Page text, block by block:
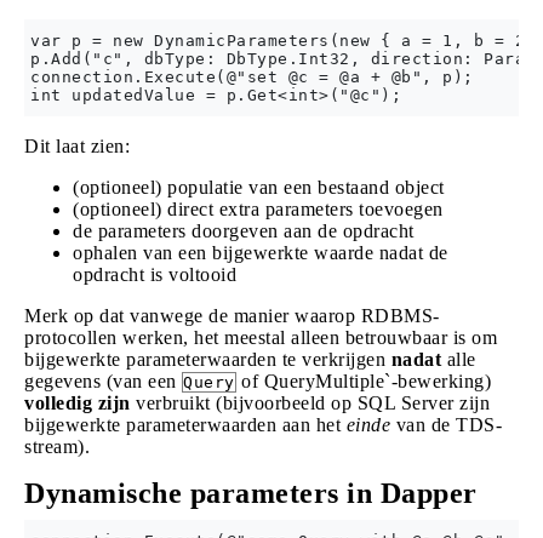
var p = new DynamicParameters(new { a = 1, b = 2
p.Add("c", dbType: DbType.Int32, direction:
connection.Execute(@"set @c = @a + @b", p);
Dit laat zien:
(optioneel) populatie van een bestaand object
(optioneel) direct extra parameters toevoegen
de parameters doorgeven aan de opdracht
ophalen van een bijgewerkte waarde nadat de
opdracht is voltooid
Merk op dat vanwege de manier waarop RDBMS-
protocollen werken, het meestal alleen betrouwbaar is om
bijgewerkte parameterwaarden te verkrijgen nadat alle
gegevens (van een Query of QueryMultiple`-bewerking)
volledig zijn verbruikt (bijvoorbeeld op SQL Server zijn
bijgewerkte parameterwaarden aan het einde van de TDS-
stream).
Dynamische parameters in Dapper